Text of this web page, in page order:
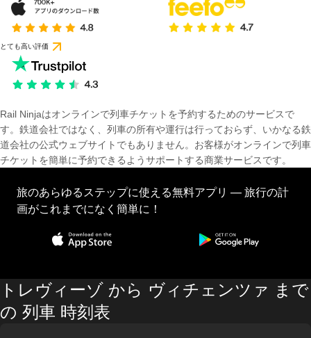
とても高い評価
Rail Ninjaはオンラインで列車チケットを予約するためのサービスで
す。鉄道会社ではなく、列車の所有や運行は行っておらず、いかなる鉄
道会社の公式ウェブサイトでもありません。お客様がオンラインで列車
チケットを簡単に予約できるようサポートする商業サービスです。
旅のあらゆるステップに使える無料アプリ — 旅行の計
画がこれまでになく簡単に！
トレヴィーゾ から ヴィチェンツァ まで
の 列車 時刻表